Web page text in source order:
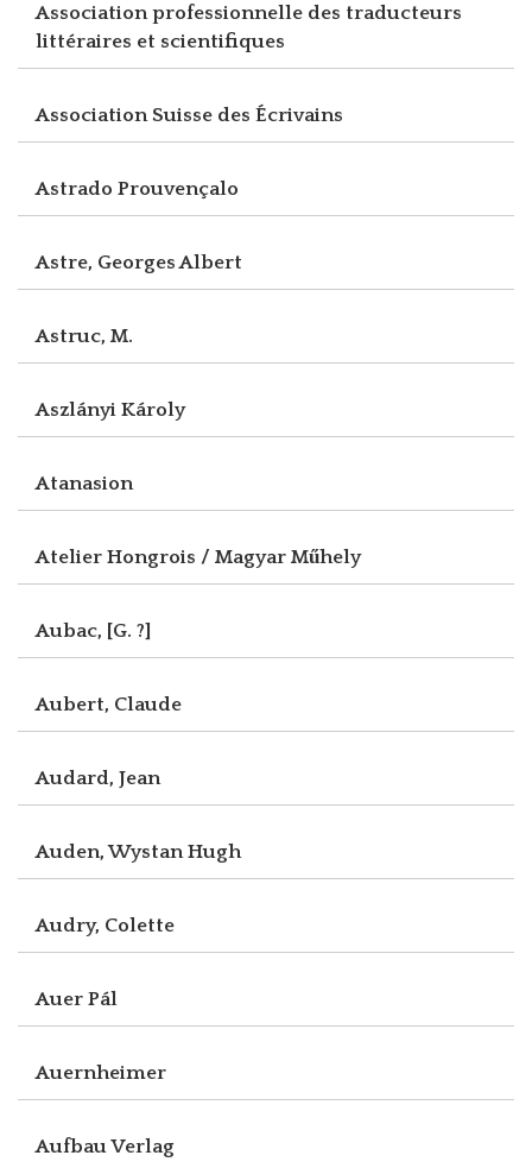
Association professionnelle des traducteurs
littéraires et scientifiques
Association Suisse des Écrivains
Astrado Prouvençalo
Astre, Georges Albert
Astruc, M.
Aszlányi Károly
Atanasion
Atelier Hongrois / Magyar Műhely
Aubac, [G. ?]
Aubert, Claude
Audard, Jean
Auden, Wystan Hugh
Audry, Colette
Auer Pál
Auernheimer
Aufbau Verlag